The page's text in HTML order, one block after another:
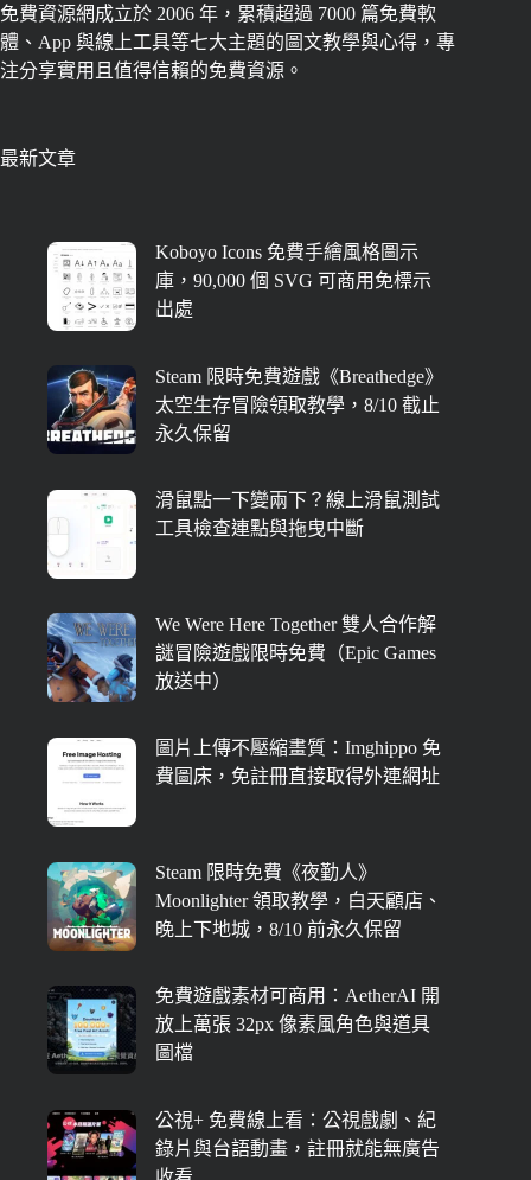
免費資源網成立於 2006 年，累積超過 7000 篇免費軟
體、App 與線上工具等七大主題的圖文教學與心得，專
注分享實用且值得信賴的免費資源。
最新文章
Koboyo Icons 免費手繪風格圖示
庫，90,000 個 SVG 可商用免標示
出處
Steam 限時免費遊戲《Breathedge》
太空生存冒險領取教學，8/10 截止
永久保留
滑鼠點一下變兩下？線上滑鼠測試
工具檢查連點與拖曳中斷
We Were Here Together 雙人合作解
謎冒險遊戲限時免費（Epic Games
放送中）
圖片上傳不壓縮畫質：Imghippo 免
費圖床，免註冊直接取得外連網址
Steam 限時免費《夜勤人》
Moonlighter 領取教學，白天顧店、
晚上下地城，8/10 前永久保留
免費遊戲素材可商用：AetherAI 開
放上萬張 32px 像素風角色與道具
圖檔
公視+ 免費線上看：公視戲劇、紀
錄片與台語動畫，註冊就能無廣告